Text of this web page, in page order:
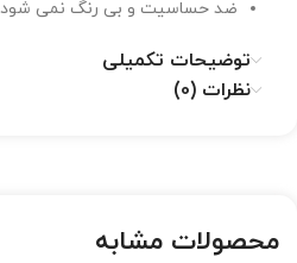
ضد حساسیت و بی رنگ نمی شود
توضیحات تکمیلی
نظرات (0)
محصولات مشابه